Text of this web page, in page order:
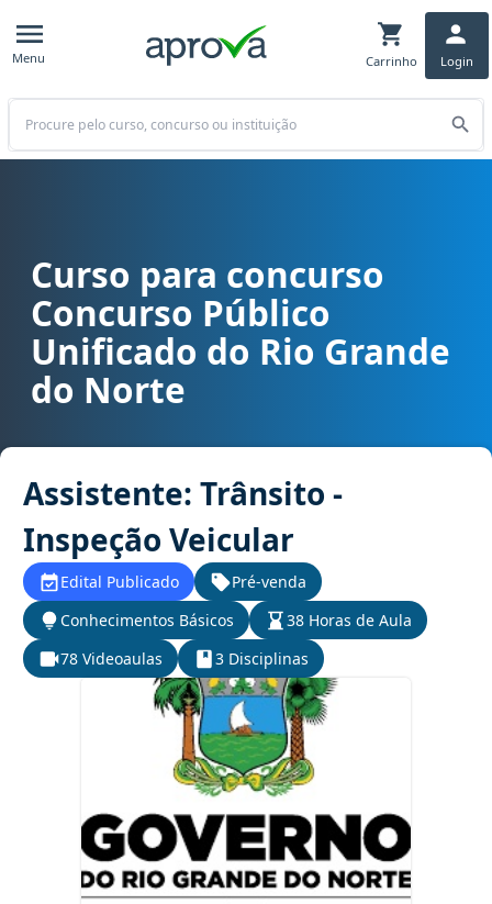
Menu Carrinho Login
Buscar
Curso para concurso CPU/RN - Concurso Público Unificado do
Curso para concurso
Concurso Público
Unificado do Rio Grande
do Norte
Assistente: Trânsito -
Inspeção Veicular
Edital Publicado
Pré-venda
Conhecimentos Básicos
38 Horas de Aula
78 Videoaulas
3 Disciplinas